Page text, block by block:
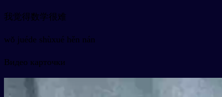
我觉得数学很难
wǒ juéde shùxué hěn nán
Видео карточки